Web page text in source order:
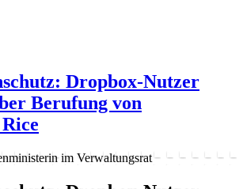
Dropbox-Nutzer
Berufung von
im Verwaltungsrat